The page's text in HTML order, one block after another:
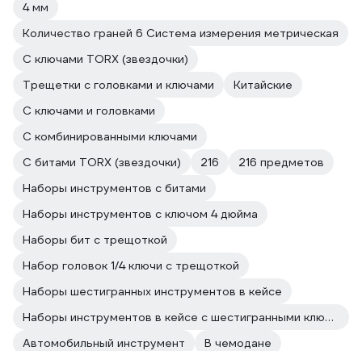
4 мм
Количество граней 6 Система измерения метрическая
С ключами TORX (звездочки)
Трещетки с головками и ключами
Китайские
С ключами и головками
С комбинированными ключами
С битами TORX (звездочки)
216
216 предметов
Наборы инструментов с битами
Наборы инструментов с ключом 4 дюйма
Наборы бит с трещоткой
Набор головок 1/4 ключи с трещоткой
Наборы шестигранных инструментов в кейсе
Наборы инструментов в кейсе с шестигранными ключами
Автомобильный инструмент
В чемодане